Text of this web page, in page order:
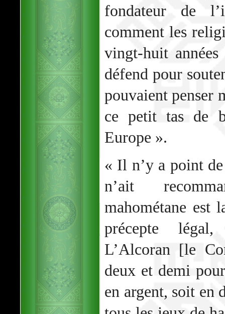
fondateur de
comment les
vingt-huit
défend pour
pouvaient penser
ce petit tas de
Europe ».
« Il n’y a point
n’ait
mahométane est
précepte légal,
L’Alcoran [le
deux et demi
en argent, soit en